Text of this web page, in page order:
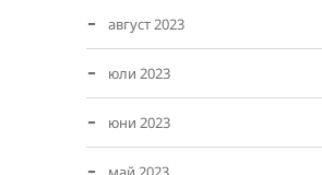
август 2023
юли 2023
юни 2023